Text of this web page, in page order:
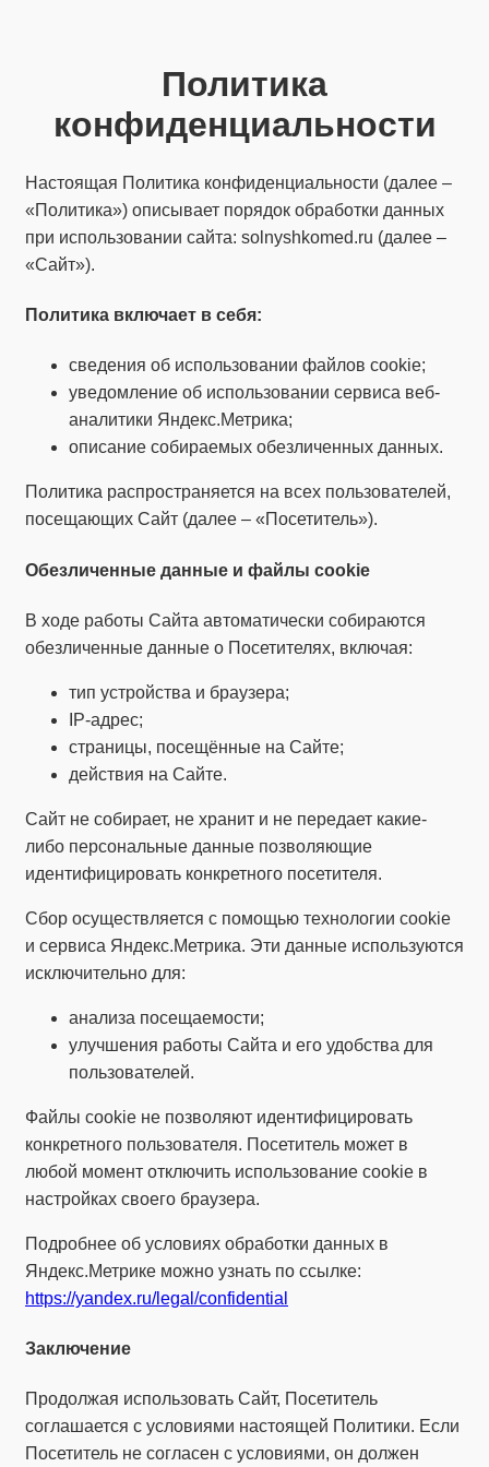
Политика
конфиденциальности
Настоящая Политика конфиденциальности (далее –
«Политика») описывает порядок обработки данных
при использовании сайта: solnyshkomed.ru (далее –
«Сайт»).
Политика включает в себя:
сведения об использовании файлов cookie;
уведомление об использовании сервиса веб-
аналитики Яндекс.Метрика;
описание собираемых обезличенных данных.
Политика распространяется на всех пользователей,
посещающих Сайт (далее – «Посетитель»).
Обезличенные данные и файлы cookie
В ходе работы Сайта автоматически собираются
обезличенные данные о Посетителях, включая:
тип устройства и браузера;
IP-адрес;
страницы, посещённые на Сайте;
действия на Сайте.
Сайт не собирает, не хранит и не передает какие-
либо персональные данные позволяющие
идентифицировать конкретного посетителя.
Сбор осуществляется с помощью технологии cookie
и сервиса Яндекс.Метрика. Эти данные используются
исключительно для:
анализа посещаемости;
улучшения работы Сайта и его удобства для
пользователей.
Файлы cookie не позволяют идентифицировать
конкретного пользователя. Посетитель может в
любой момент отключить использование cookie в
настройках своего браузера.
Подробнее об условиях обработки данных в
Яндекс.Метрике можно узнать по ссылке:
https://yandex.ru/legal/confidential
Заключение
Продолжая использовать Сайт, Посетитель
соглашается с условиями настоящей Политики. Если
Посетитель не согласен с условиями, он должен